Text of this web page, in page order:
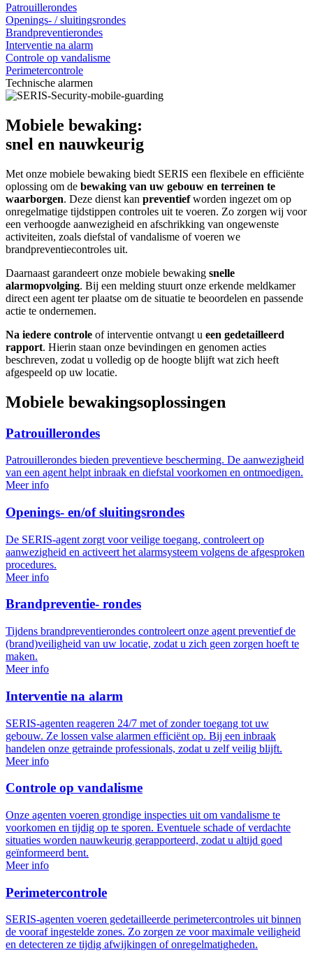
Patrouillerondes
Openings- / sluitingsrondes
Brandpreventierondes
Interventie na alarm
Controle op vandalisme
Perimetercontrole
Technische alarmen
Mobiele bewaking:
snel en nauwkeurig
Met onze mobiele bewaking biedt SERIS een flexibele en efficiënte
oplossing om de bewaking van uw gebouw en terreinen te
waarborgen. Deze dienst kan preventiefworden ingezet om op
onregelmatige tijdstippen controles uit te voeren. Zo zorgen wij voor
een verhoogde aanwezigheid en afschrikking van ongewenste
activiteiten, zoals diefstal of vandalisme of voeren we
brandpreventiecontroles uit.
Daarnaast garandeert onze mobiele bewaking snelle
alarmopvolging. Bij een melding stuurt onze erkende meldkamer
direct een agent ter plaatse om de situatie te beoordelen en passende
actie te ondernemen.
Na iedere controle of interventie ontvangt u een gedetailleerd
rapport. Hierin staan onze bevindingen en genomen acties
beschreven, zodat u volledig op de hoogte blijft wat zich heeft
afgespeeld op uw locatie.
Mobiele bewakingsoplossingen
Patrouillerondes
Patrouillerondes bieden preventieve bescherming. De aanwezigheid
van een agent helpt inbraak en diefstal voorkomen en ontmoedigen.
Meer info
Openings- en/of sluitingsrondes
De SERIS-agent zorgt voor veilige toegang, controleert op
aanwezigheid en activeert het alarmsysteem volgens de afgesproken
procedures.
Meer info
Brandpreventie- rondes
Tijdens brandpreventierondes controleert onze agent preventief de
(brand)veiligheid van uw locatie, zodat u zich geen zorgen hoeft te
maken.
Meer info
Interventie na alarm
SERIS-agenten reageren 24/7 met of zonder toegang tot uw
gebouw. Ze lossen valse alarmen efficiënt op. Bij een inbraak
handelen onze getrainde professionals, zodat u zelf veilig blijft.
Meer info
Controle op vandalisme
Onze agenten voeren grondige inspecties uit om vandalisme te
voorkomen en tijdig op te sporen. Eventuele schade of verdachte
situaties worden nauwkeurig gerapporteerd, zodat u altijd goed
geïnformeerd bent.
Meer info
Perimetercontrole
SERIS-agenten voeren gedetailleerde perimetercontroles uit binnen
de vooraf ingestelde zones. Zo zorgen ze voor maximale veiligheid
en detecteren ze tijdig afwijkingen of onregelmatigheden.